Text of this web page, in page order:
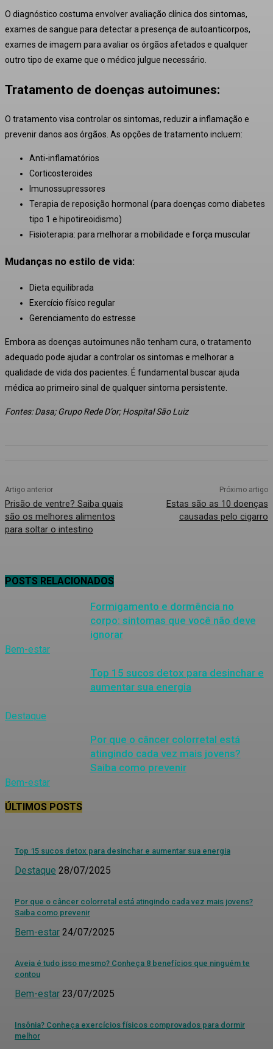
O diagnóstico costuma envolver avaliação clínica dos sintomas,
exames de sangue para detectar a presença de autoanticorpos,
exames de imagem para avaliar os órgãos afetados e qualquer
outro tipo de exame que o médico julgue necessário.
Tratamento de doenças autoimunes:
O tratamento visa controlar os sintomas, reduzir a inflamação e
prevenir danos aos órgãos. As opções de tratamento incluem:
Anti-inflamatórios
Corticosteroides
Imunossupressores
Terapia de reposição hormonal (para doenças como diabetes
tipo 1 e hipotireoidismo)
Fisioterapia: para melhorar a mobilidade e força muscular
Mudanças no estilo de vida:
Dieta equilibrada
Exercício físico regular
Gerenciamento do estresse
Embora as doenças autoimunes não tenham cura, o tratamento
adequado pode ajudar a controlar os sintomas e melhorar a
qualidade de vida dos pacientes. É fundamental buscar ajuda
médica ao primeiro sinal de qualquer sintoma persistente.
Fontes: Dasa; Grupo Rede D’or; Hospital São Luiz
Artigo anterior
Prisão de ventre? Saiba quais
são os melhores alimentos
para soltar o intestino
Próximo artigo
Estas são as 10 doenças
causadas pelo cigarro
POSTS RELACIONADOS
Bem-estar
Formigamento e dormência no
corpo: sintomas que você não deve
ignorar
Destaque
Top 15 sucos detox para desinchar e
aumentar sua energia
Bem-estar
Por que o câncer colorretal está
atingindo cada vez mais jovens?
Saiba como prevenir
ÚLTIMOS POSTS
Top 15 sucos detox para desinchar e aumentar sua energia
Destaque 28/07/2025
Por que o câncer colorretal está atingindo cada vez mais jovens?
Saiba como prevenir
Bem-estar 24/07/2025
Aveia é tudo isso mesmo? Conheça 8 benefícios que ninguém te
contou
Bem-estar 23/07/2025
Insônia? Conheça exercícios físicos comprovados para dormir
melhor